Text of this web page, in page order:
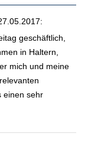
geschäftlich,
in Haltern,
mich und meine
einen sehr